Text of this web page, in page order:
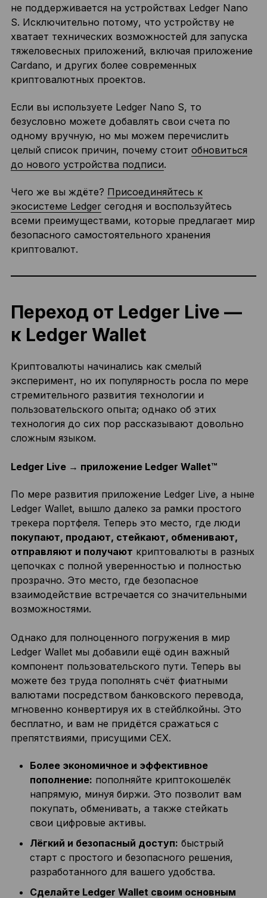
не поддерживается на устройствах Ledger Nano
S. Исключительно потому, что устройству не
хватает технических возможностей для запуска
тяжеловесных приложений, включая приложение
Cardano, и других более современных
криптовалютных проектов.
Если вы используете Ledger Nano S, то
безусловно можете добавлять свои счета по
одному вручную, но мы можем перечислить
целый список причин, почему стоит обновиться
до нового устройства подписи.
Чего же вы ждёте? Присоединяйтесь к
экосистеме Ledger сегодня и воспользуйтесь
всеми преимуществами, которые предлагает мир
безопасного самостоятельного хранения
криптовалют.
Переход от Ledger Live —
к Ledger Wallet
Криптовалюты начинались как смелый
эксперимент, но их популярность росла по мере
стремительного развития технологии и
пользовательского опыта; однако об этих
технология до сих пор рассказывают довольно
сложным языком.
Ledger Live → приложение Ledger Wallet™
По мере развития приложение Ledger Live, а ныне
Ledger Wallet, вышло далеко за рамки простого
трекера портфеля. Теперь это место, где люди
покупают, продают, стейкают, обменивают,
отправляют и получают криптовалюты в разных
цепочках с полной уверенностью и полностью
прозрачно. Это место, где безопасное
взаимодействие встречается со значительными
возможностями.
Однако для полноценного погружения в мир
Ledger Wallet мы добавили ещё один важный
компонент пользовательского пути. Теперь вы
можете без труда пополнять счёт фиатными
валютами посредством банковского перевода,
мгновенно конвертируя их в стейблкойны. Это
бесплатно, и вам не придётся сражаться с
препятствиями, присущими CEX.
Более экономичное и эффективное
пополнение: пополняйте криптокошелёк
напрямую, минуя биржи. Это позволит вам
покупать, обменивать, а также стейкать
свои цифровые активы.
Лёгкий и безопасный доступ: быстрый
старт с простого и безопасного решения,
разработанного для вашего удобства.
Сделайте Ledger Wallet своим основным